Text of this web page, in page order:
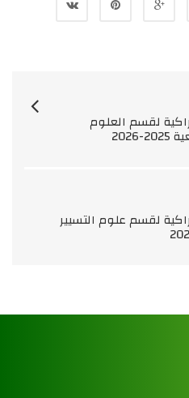
لقسم العلوم
لقسم علوم التسيير